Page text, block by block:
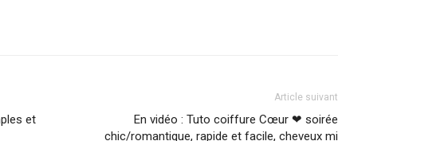
et
Article suivant
En vidéo : Tuto coiffure Cœur ❤ soirée
chic/romantique, rapide et facile, cheveux mi